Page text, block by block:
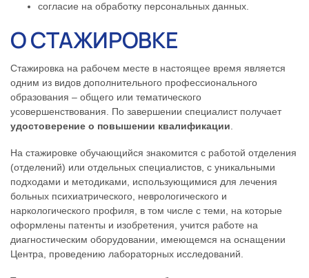
согласие на обработку персональных данных.
О СТАЖИРОВКЕ
Стажировка на рабочем месте в настоящее время является
одним из видов дополнительного профессионального
образования – общего или тематического
усовершенствования. По завершении специалист получает
удостоверение о повышении квалификации
На стажировке обучающийся знакомится с работой отделения
(отделений) или отдельных специалистов, с уникальными
подходами и методиками, использующимися для лечения
больных психиатрического, неврологического и
наркологического профиля, в том числе с теми, на которые
оформлены патенты и изобретения, учится работе на
диагностическим оборудовании, имеющемся на оснащении
Центра, проведению лабораторных исследований.